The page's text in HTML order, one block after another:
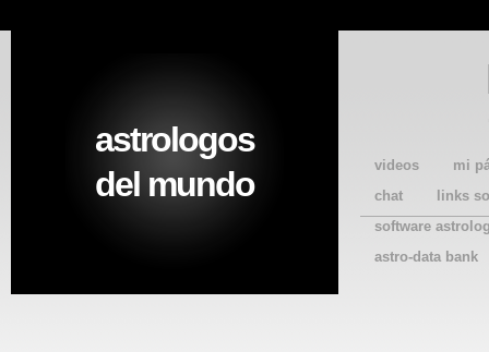
videos
mi
chat
links
software
astro-data bank
astrologos
del mundo